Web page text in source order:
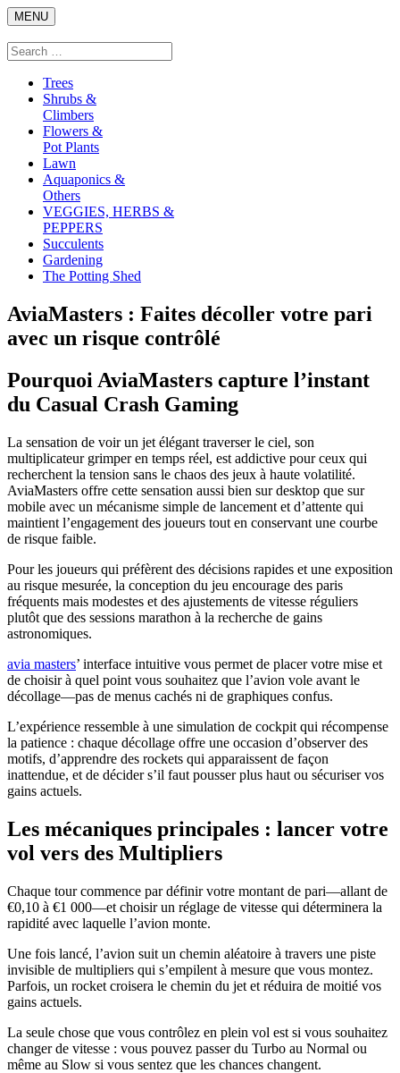
Skip
to
content
MENU
Search
Search
for:
Trees
Shrubs &
Climbers
Flowers &
Pot Plants
Lawn
Aquaponics &
Others
VEGGIES, HERBS &
PEPPERS
Succulents
Gardening
The Potting Shed
AviaMasters : Faites décoller votre pari
avec un risque contrôlé
Pourquoi AviaMasters capture l’instant
du Casual Crash Gaming
La sensation de voir un jet élégant traverser le ciel, son
multiplicateur grimper en temps réel, est addictive pour ceux qui
recherchent la tension sans le chaos des jeux à haute volatilité.
AviaMasters offre cette sensation aussi bien sur desktop que sur
mobile avec un mécanisme simple de lancement et d’attente qui
maintient l’engagement des joueurs tout en conservant une courbe
de risque faible.
Pour les joueurs qui préfèrent des décisions rapides et une exposition
au risque mesurée, la conception du jeu encourage des paris
fréquents mais modestes et des ajustements de vitesse réguliers
plutôt que des sessions marathon à la recherche de gains
astronomiques.
avia masters’ interface intuitive vous permet de placer votre mise et
de choisir à quel point vous souhaitez que l’avion vole avant le
décollage—pas de menus cachés ni de graphiques confus.
L’expérience ressemble à une simulation de cockpit qui récompense
la patience : chaque décollage offre une occasion d’observer des
motifs, d’apprendre des rockets qui apparaissent de façon
inattendue, et de décider s’il faut pousser plus haut ou sécuriser vos
gains actuels.
Les mécaniques principales : lancer votre
vol vers des Multipliers
Chaque tour commence par définir votre montant de pari—allant de
€0,10 à €1 000—et choisir un réglage de vitesse qui déterminera la
rapidité avec laquelle l’avion monte.
Une fois lancé, l’avion suit un chemin aléatoire à travers une piste
invisible de multipliers qui s’empilent à mesure que vous montez.
Parfois, un rocket croisera le chemin du jet et réduira de moitié vos
gains actuels.
La seule chose que vous contrôlez en plein vol est si vous souhaitez
changer de vitesse : vous pouvez passer du Turbo au Normal ou
même au Slow si vous sentez que les chances changent.